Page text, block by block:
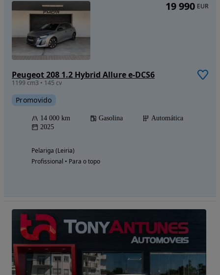
Peugeot 208 1.2 Hybrid Allure e-DCS6
1199 cm3 • 145 cv
Promovido
14 000 km Gasolina
Automática
2025
Pelariga (Leiria)
Profissional • Para o topo
19 990 EUR